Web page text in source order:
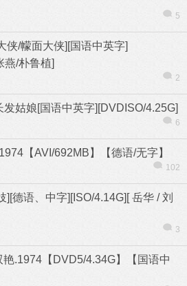
5
侠/幪面大侠][国语中英字]
燕/朴鲁植]
2
发姑娘[国语中英字][DVDISO/4.25G]
6
【AVI/692MB】【德语/无字】
102
][德语、中字][ISO/4.14G][ 岳华 / 刘
3
艳.1974【DVD5/4.34G】【国语中